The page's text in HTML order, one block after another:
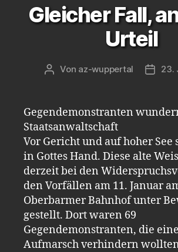
Gleicher Fall,
Urteil
Beitragsautor
Von az-wuppertal 23.
Gegendemonstranten
Staatsanwaltschaft
Vor Gericht und auf hoher
in Gottes Hand. Diese alte
derzeit bei den
den Vorfällen am 11. Januar
Oberbarmer Bahnhof unter
gestellt. Dort waren 69
Gegendemonstranten, die
Aufmarsch verhindern